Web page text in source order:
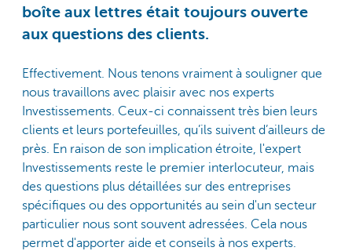
boîte aux lettres était toujours ouverte
aux questions des clients.
Effectivement. Nous tenons vraiment à souligner que
nous travaillons avec plaisir avec nos experts
Investissements. Ceux-ci connaissent très bien leurs
clients et leurs portefeuilles, qu’ils suivent d’ailleurs de
près. En raison de son implication étroite, l'expert
Investissements reste le premier interlocuteur, mais
des questions plus détaillées sur des entreprises
spécifiques ou des opportunités au sein d'un secteur
particulier nous sont souvent adressées. Cela nous
permet d'apporter aide et conseils à nos experts.